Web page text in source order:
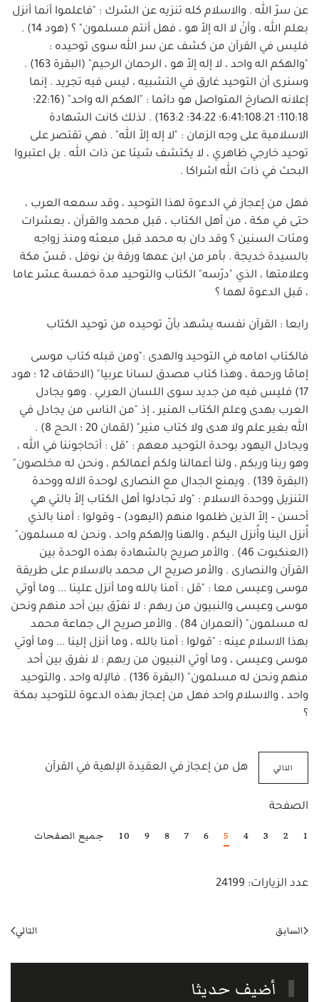
عن سرّ الله . والاسلام كله تنزيه عن الشرك : "فاعلموا أنما أنزل
بعلم الله ، وأنْ لا اله إلاّ هو ، فهل أنتم مسلمون" ؟ (هود 14) .
فليس في القرآن من كشف عن سر الله سوى توحيده :
"والهكم اله واحد ، لا إله إلاّ هو ، الرحمان الرحيم" (البقرة 163) .
وسنرى أن التوحيد غارق في التشبيه ، ليس فيه تجريد . إنما
إعلانه الصارخ المتواصل هو دائما : "الهكم اله واحد" (22:16؛
110:18؛ 108:21؛6:41؛ 34:22؛ 163:2) . لذلك كانت الشهادة
الاسلامية على وجه الزمان : "لا إله إلاّ الله" . فهي تقتصر على
توحيد خارجي ظاهري ، لا يكتشف شيئا عن ذات الله . بل اعتبروا
البحث في ذات الله اشراكا .
فهل من إعجاز في الدعوة لهذا التوحيد ، وقد سمعه العرب ،
حتى في مكة ، من أهل الكتاب ، قبل محمد والقرآن ، بعشرات
ومئات السنين ؟ وقد دان به محمد قبل مبعثه ومنذ زواجه
بالسيدة خديجة . بأمر من ابن عمها ورقة بن نوفل ، قسّ مكة
وعلامتها ، الذي "درّسه" الكتاب والتوحيد مدة خمسة عشر عاما
، قبل الدعوة لهما ؟
رابعا : القرآن نفسه يشهد بأنّ توحيده من توحيد الكتاب
فالكتاب امامه في التوحيد والهدى :"ومن قبله كتاب موسى
إمامًا ورحمة ، وهذا كتاب مصدق لسانا عربيا" (الاحقاف 12 ؛ هود
17) فليس فيه من جديد سوى اللسان العربي . وهو يجادل
العرب بهدى وعلم الكتاب المنير ، إذ "من الناس من يجادل في
الله بغير علم ولا هدى ولا كتاب منير" (لقمان 20 ؛ الحج 8) .
ويجادل اليهود بوحدة التوحيد معهم : "قل : أتحاجوننا في الله ،
وهو ربنا وربكم ، ولنا أعمالنا ولكم أعمالكم ، ونحن له مخلصون"
(البقرة 139) . ويمنع الجدال مع النصارى لوحدة الاله ووحدة
التنزيل ووحدة الاسلام : "ولا تجادلوا أهل الكتاب إلاّ بالتي هي
أحسن – إلاّ الذين ظلموا منهم (اليهود) – وقولوا : آمنا بالذي
أُنزل الينا وأُنزل اليكم ، والهنا وإلهكم واحد ، ونحن له مسلمون"
(العنكبوت 46) . والأمر صريح بالشهادة بهذه الوحدة بين
القرآن والنصارى . والأمر صريح الى محمد بالاسلام على طريقة
موسى وعيسى معا : "قل : آمنا بالله وما أنزل علينا ... وما أوتي
موسى وعيسى والنبيون من ربهم : لا نفرّق بين أحد منهم ونحن
له مسلمون" (آلعمران 84) . والأمر صريح الى جماعة محمد
بهذا الاسلام عينه : "قولوا : آمنا بالله ، وما أنزل إلينا ... وما أوتي
موسى وعيسى ، وما أوتي النبيون من ربهم : لا نفرق بين أحد
منهم ونحن له مسلمون" (البقرة 136) . فالإله واحد ، والتوحيد
واحد ، والاسلام واحد فهل من إعجاز بهذه الدعوة للتوحيد بمكة
؟
التالي هل من إعجاز في العقيدة الإلهية في القرآن
الصفحة
1
2
3
4
5
6
7
8
9
10 جميع الصفحات
عدد الزيارات: 24199
السابق التالي
أضيف حديثا